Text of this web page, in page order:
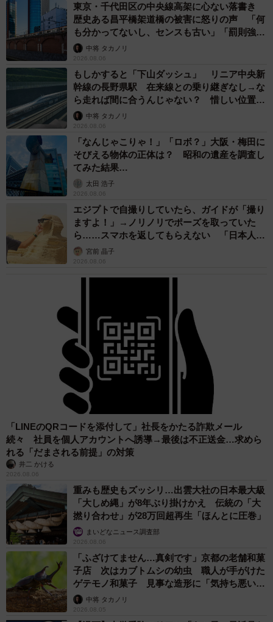
東京・千代田区の中央線高架に心ない落書き
歴史ある昌平橋架道橋の被害に怒りの声 「何
も分かってないし、センスも古い」「罰則強化
して」中将 タカノリ
2026.08.06
もしかすると「下山ダッシュ」 リニア中央新
幹線の長野県駅 在来線との乗り継ぎなし→な
ら走れば間に合うんじゃない？ 惜しい位置関
係が反響
中将 タカノリ
2026.08.06
「なんじゃこりゃ！」「ロボ？」大阪・梅田に
そびえる物体の正体は？ 昭和の遺産を調査し
てみた結果…
太田 浩子
2026.08.06
エジプトで自撮りしていたら、ガイドが「撮り
ますよ！」→ノリノリでポーズを取っていた
ら……スマホを返してもらえない 「日本人は
カモ代表かも」「私は6時間で3万円払った」
宮前 晶子
2026.08.06
「LINEのQRコードを添付して」社長をかたる詐欺メール
続々 社員を個人アカウントへ誘導→最後は不正送金…求めら
れる「だまされる前提」の対策
井二 かける
2026.08.06
重みも歴史もズッシリ…出雲大社の日本最大級
「大しめ縄」が8年ぶり掛けかえ 伝統の「大
撚り合わせ」が28万回超再生「ほんとに圧巻」
まいどなニュース調査部
2026.08.06
「ふざけてません…真剣です」京都の老舗和菓
子店 次はカブトムシの幼虫 職人が手がけた
ゲテモノ和菓子 見事な造形に「気持ち悪いく
らいリアル」
中将 タカノリ
2026.08.05